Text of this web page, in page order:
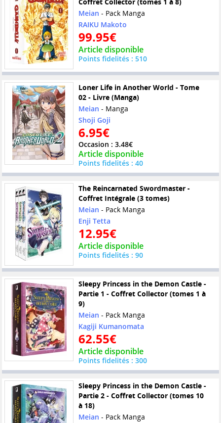
Meian - Pack Manga
RAIKU Makoto
99.95€
Article disponible
Points fidelités : 510
Loner Life in Another World - Tome
02 - Livre (Manga)
Meian - Manga
Shoji Goji
6.95€
Occasion : 3.48€
Article disponible
Points fidelités : 40
The Reincarnated Swordmaster -
Coffret Intégrale (3 tomes)
Meian - Pack Manga
Enji Tetta
12.95€
Article disponible
Points fidelités : 90
Sleepy Princess in the Demon Castle -
Partie 1 - Coffret Collector (tomes 1 à
9)
Meian - Pack Manga
Kagiji Kumanomata
62.55€
Article disponible
Points fidelités : 300
Sleepy Princess in the Demon Castle -
Partie 2 - Coffret Collector (tomes 10
à 18)
Meian - Pack Manga